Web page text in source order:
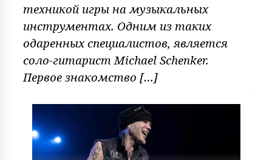
техникой игры на музыкальных
инструментах. Одним из таких
одаренных специалистов, является
соло-гитарист Michael Schenker.
Первое знакомство […]